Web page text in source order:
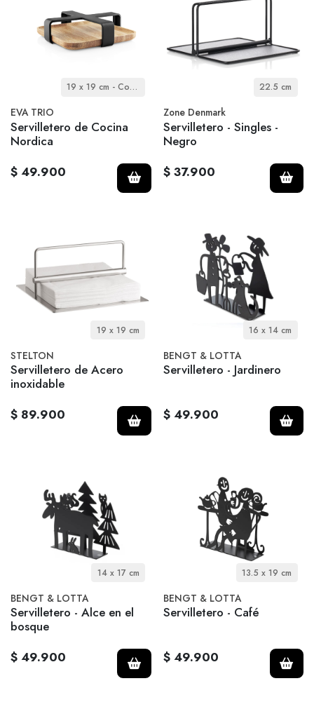
19 x 19 cm - Cocina Nórdica
EVA TRIO
Servilletero de Cocina
Nordica
$ 49.900
22.5 cm
Zone Denmark
Servilletero - Singles -
Negro
$ 37.900
19 x 19 cm
STELTON
Servilletero de Acero
inoxidable
$ 89.900
16 x 14 cm
BENGT & LOTTA
Servilletero - Jardinero
$ 49.900
14 x 17 cm
BENGT & LOTTA
Servilletero - Alce en el
bosque
$ 49.900
13.5 x 19 cm
BENGT & LOTTA
Servilletero - Café
$ 49.900